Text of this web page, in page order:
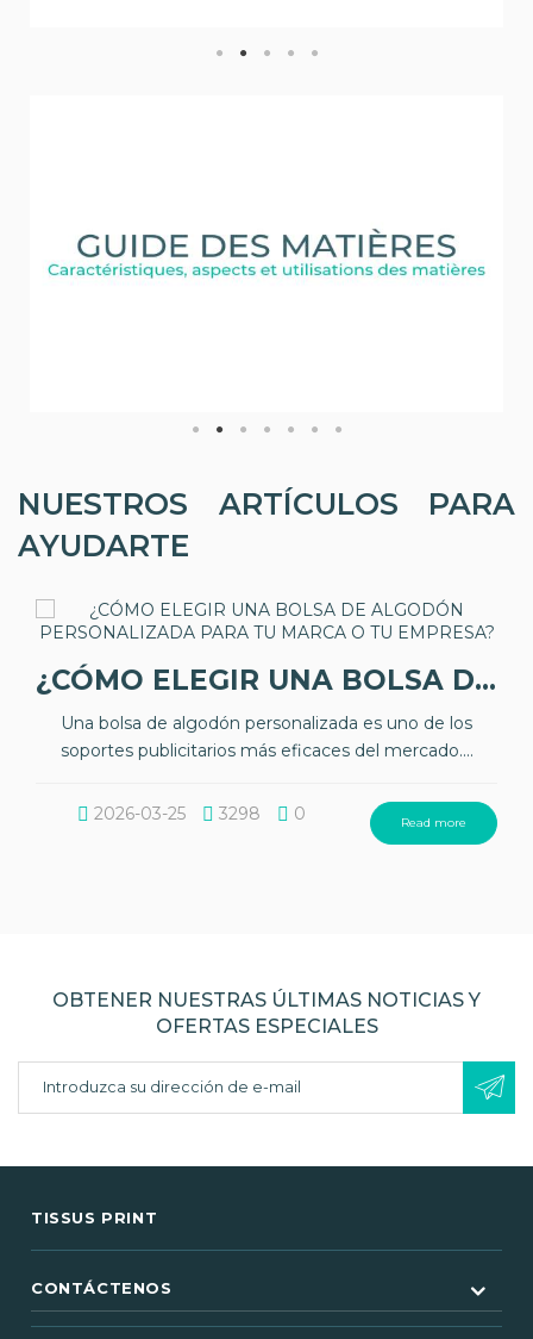
NUESTROS ARTÍCULOS PARA
AYUDARTE
¿CÓMO ELEGIR UNA BOLSA DE ALGODÓN PERSONALIZADA PARA TU MARCA O TU EMPRESA?
Una bolsa de algodón personalizada es uno de los
soportes publicitarios más eficaces del mercado....
2026-03-25 3298 0 Read more
OBTENER NUESTRAS ÚLTIMAS NOTICIAS Y
OFERTAS ESPECIALES
TISSUS PRINT
CONTÁCTENOS